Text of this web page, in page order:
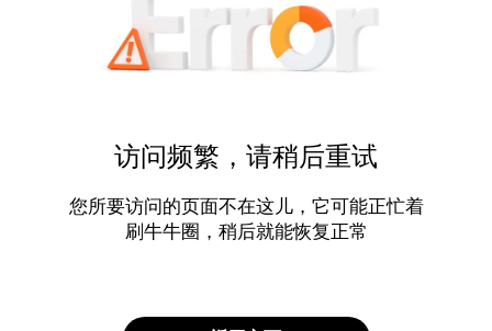
访问频繁，请稍后重试
您所要访问的页面不在这儿，它可能正忙着
刷牛牛圈，稍后就能恢复正常